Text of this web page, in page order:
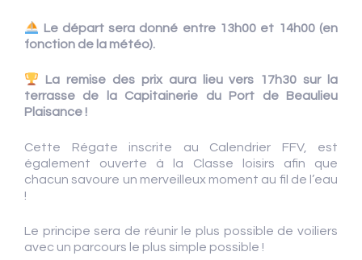
Le départ sera donné entre 13h00 et 14h00 (en
fonction de la météo).
La remise des prix aura lieu vers 17h30 sur la
terrasse de la Capitainerie du Port de Beaulieu
Plaisance !
Cette Régate inscrite au Calendrier FFV, est
également ouverte à la Classe loisirs afin que
chacun savoure un merveilleux moment au fil de l’eau
!
Le principe sera de réunir le plus possible de voiliers
avec un parcours le plus simple possible !